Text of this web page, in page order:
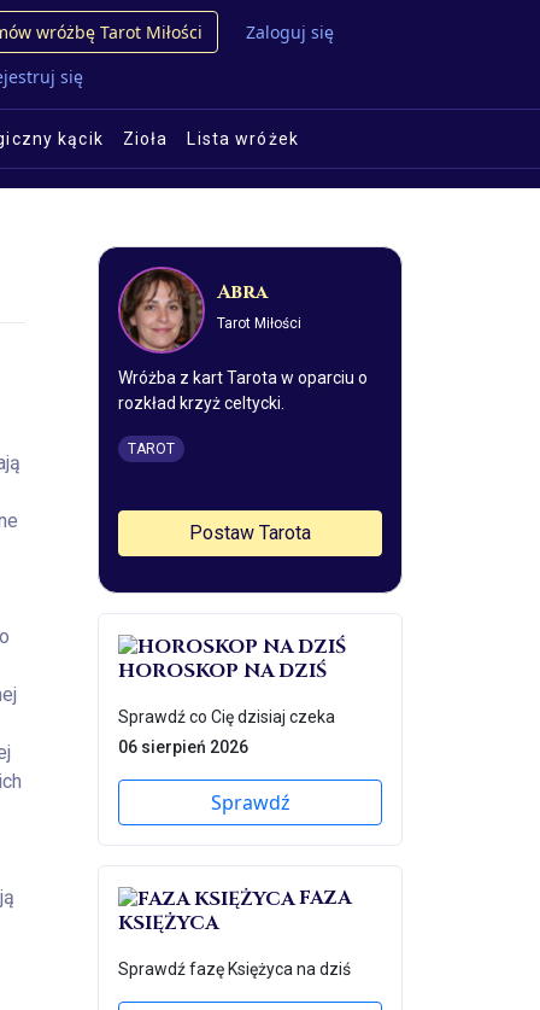
wróżbę Tarot Miłości
Zaloguj się
się
kącik Zioła Lista wróżek
Abra
Tarot Miłości
Wróżba z kart Tarota w oparciu o
rozkład krzyż celtycki.
TAROT
Postaw Tarota
HOROSKOP NA DZIŚ
Sprawdź co Cię dzisiaj czeka
06 sierpień 2026
Sprawdź
FAZA
KSIĘŻYCA
Sprawdź fazę Księżyca na dziś